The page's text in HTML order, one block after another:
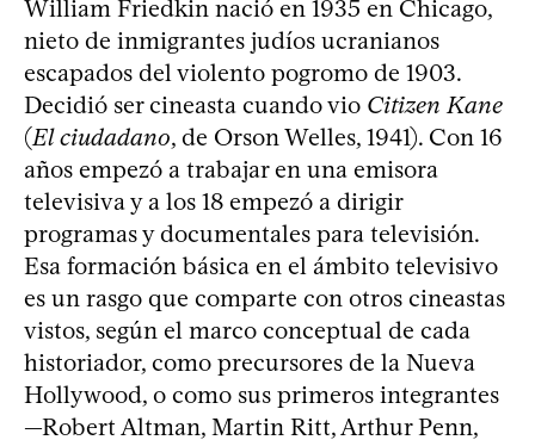
William Friedkin nació en 1935 en Chicago,
nieto de inmigrantes judíos ucranianos
escapados del violento pogromo de 1903.
Decidió ser cineasta cuando vio Citizen Kane
(El ciudadano, de Orson Welles, 1941). Con 16
años empezó a trabajar en una emisora
televisiva y a los 18 empezó a dirigir
programas y documentales para televisión.
Esa formación básica en el ámbito televisivo
es un rasgo que comparte con otros cineastas
vistos, según el marco conceptual de cada
historiador, como precursores de la Nueva
Hollywood, o como sus primeros integrantes
—Robert Altman, Martin Ritt, Arthur Penn,